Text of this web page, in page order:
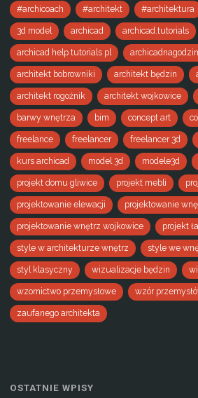
#archicoach #architekt #architektura
3d model archicad archicad.tutorials
archicad help tutorials pl
architekt bobrowniki architekt będzin
architekt rogoźnik architekt wojkowice
barwy wnętrza bim concept art
freelance freelancer freelancer 3d
kurs archicad model 3d modele3d
projekt domu gliwice projekt mebli
projektowanie elewacji projektowanie
projektowanie wnętrz wojkowice projekt
style w architekturze wnętrz style we
styl klasyczny wizualizacje będzin
wzornictwo przemysłowe wzór
zaufanego architekta
OSTATNIE WPISY